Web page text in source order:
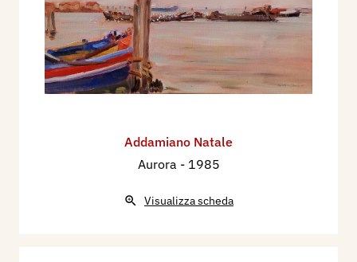
Addamiano Natale
Aurora - 1985
Visualizza scheda